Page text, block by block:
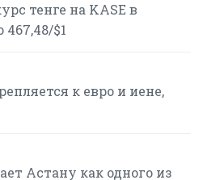
тенге на KASE в
$1
к евро и иене,
Астану как одного из